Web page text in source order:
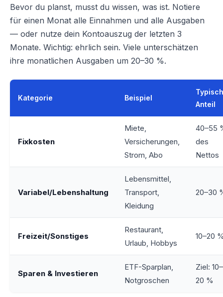
Bevor du planst, musst du wissen, was ist. Notiere
für einen Monat alle Einnahmen und alle Ausgaben
— oder nutze dein Kontoauszug der letzten 3
Monate. Wichtig: ehrlich sein. Viele unterschätzen
ihre monatlichen Ausgaben um 20–30 %.
Kategorie Beispiel
Anteil
Fixkosten
Miete,
Versicherungen,
Strom, Abo
40–55
des
Nettos
Variabel/Lebenshaltung
Lebensmittel,
Transport,
Kleidung
20–30
Freizeit/Sonstiges
Restaurant,
Urlaub, Hobbys
10–20
Sparen & Investieren
ETF-Sparplan,
Notgroschen
Ziel: 10–
20 %